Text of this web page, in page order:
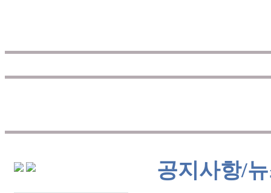
즐거움을 대화하는 것에 목표를 두고 있습
공지사항/